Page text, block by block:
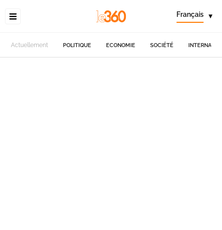
Français ▾
Actuellement POLITIQUE ECONOMIE SOCIÉTÉ